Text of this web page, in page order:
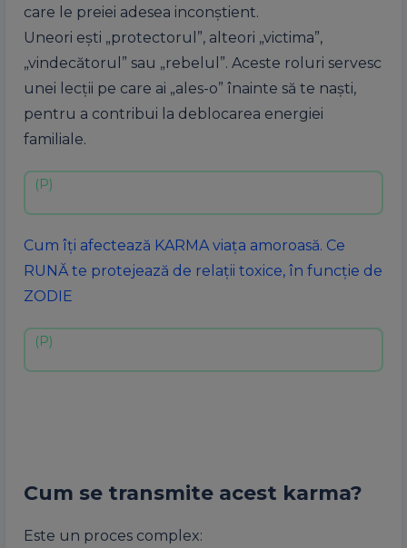
care le preiei adesea inconștient.
Uneori ești „protectorul”, alteori „victima”,
„vindecătorul” sau „rebelul”. Aceste roluri servesc
unei lecții pe care ai „ales-o” înainte să te naști,
pentru a contribui la deblocarea energiei
familiale.
Cum îți afectează KARMA viața amoroasă. Ce
RUNĂ te protejează de relații toxice, în funcție de
ZODIE
Cum se transmite acest karma?
Este un proces complex: